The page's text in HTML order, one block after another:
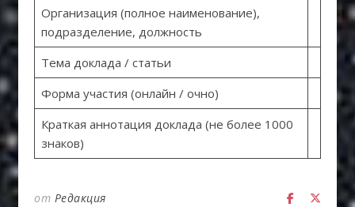
Организация (полное наименование),
подразделение, должность
Тема доклада / статьи
Форма участия (онлайн / очно)
Краткая аннотация доклада (не более 1000
знаков)
от Редакция